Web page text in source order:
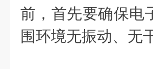
前，首先要确保电
围环境无振动、无